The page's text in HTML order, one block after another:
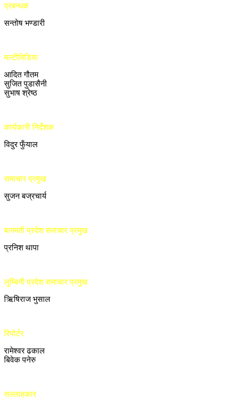
प्रबन्धक
सन्तोष भण्डारी
मल्टीमिडिया
आदित गौतम
सुजित पुडासैनी
सुभाष श्रेष्ठ
कार्यकारी निर्देशक
विदुर फुँयाल
समाचार प्रमुख
सुजन बज्रचार्य
बागमती प्रदेश समाचार प्रमुख
प्रनिश थापा
लुम्बिनी प्रदेश समाचार प्रमुख
ऋिषिराज भुसाल
रिपोर्टर
रामेश्वर ढकाल
बिवेक पनेरु
सल्लाहकार